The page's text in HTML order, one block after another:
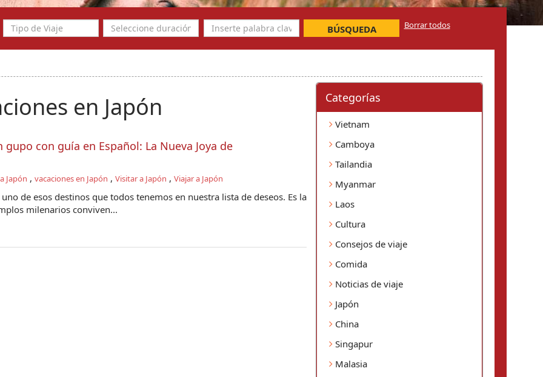
BÚSQUEDA Borrar todos
en Japón
gupo con guía en Español: La Nueva Joya de
Japón , vacaciones en Japón , Visitar a Japón , Viajar a Japón
uno de esos destinos que todos tenemos en nuestra lista de deseos. Es la
milenarios conviven...
Categorí­as
Vietnam
Camboya
Tailandia
Myanmar
Laos
Cultura
Consejos de viaje
Comida
Noticias de viaje
Japón
China
Singapur
Malasia